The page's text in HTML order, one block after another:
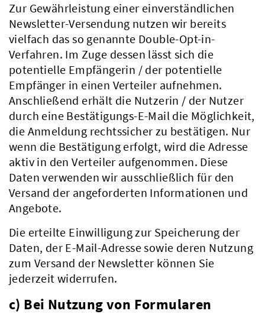
Aktuelles
Zur Gewährleistung einer einverständlichen
Newsletter-Versendung nutzen wir bereits
vielfach das so genannte Double-Opt-in-
Verfahren. Im Zuge dessen lässt sich die
potentielle Empfängerin / der potentielle
Empfänger in einen Verteiler aufnehmen.
Anschließend erhält die Nutzerin / der Nutzer
durch eine Bestätigungs-E-Mail die Möglichkeit,
die Anmeldung rechtssicher zu bestätigen. Nur
wenn die Bestätigung erfolgt, wird die Adresse
aktiv in den Verteiler aufgenommen. Diese
Daten verwenden wir ausschließlich für den
Versand der angeforderten Informationen und
Angebote.
Die erteilte Einwilligung zur Speicherung der
Daten, der E-Mail-Adresse sowie deren Nutzung
zum Versand der Newsletter können Sie
jederzeit widerrufen.
c) Bei Nutzung von Formularen